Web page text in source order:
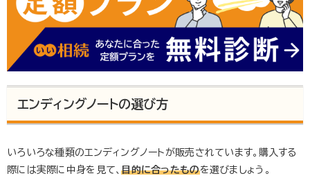
エンディングノートの選び方
いろいろな種類のエンディングノートが販売されています。購入する
際には実際に中身を見て、目的に合ったものを選びましょう。